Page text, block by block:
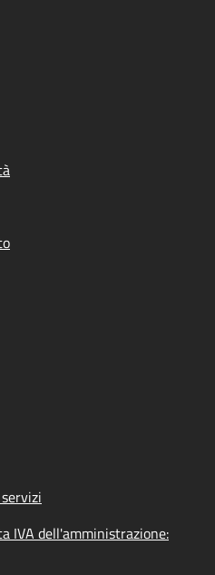
IVA dell'amministrazione: